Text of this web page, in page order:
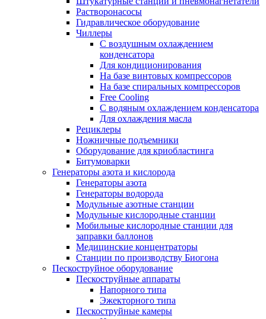
Растворонасосы
Гидравлическое оборудование
Чиллеры
С воздушным охлаждением
конденсатора
Для кондиционирования
На базе винтовых компрессоров
На базе спиральных компрессоров
Free Cooling
С водяным охлаждением конденсатора
Для охлаждения масла
Рециклеры
Ножничные подъемники
Оборудование для криобластинга
Битумоварки
Генераторы азота и кислорода
Генераторы азота
Генераторы водорода
Модульные азотные станции
Модульные кислородные станции
Мобильные кислородные станции для
заправки баллонов
Медицинские концентраторы
Станции по производству Биогона
Пескоструйное оборудование
Пескоструйные аппараты
Напорного типа
Эжекторного типа
Пескоструйные камеры